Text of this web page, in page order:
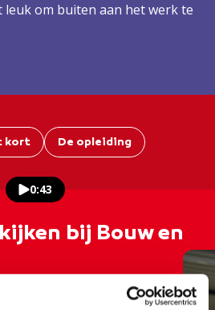
leuk om buiten aan het werk te
kort De opleiding
0:43
bij Bouw en